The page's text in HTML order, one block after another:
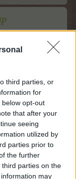
third parties, or
for
opt-out
that after your
seeing
utilized by
parties prior to
the further
parties on the
may
08.07.2021 г.
г.
подарък.
и са
подаръци от
подарък,
след
подаръка.
със